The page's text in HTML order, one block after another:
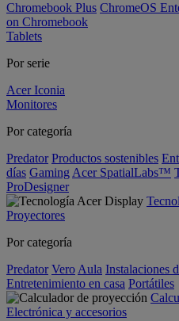
Chromebook Plus ChromeOS
on Chromebook
Tablets
Por serie
Acer Iconia
Monitores
Por categoría
Predator Productos sostenibles
días Gaming Acer SpatialLabs™
ProDesigner
Proyectores
Por categoría
Predator Vero Aula Instalaciones
Entretenimiento en casa Portátiles
Electrónica y accesorios